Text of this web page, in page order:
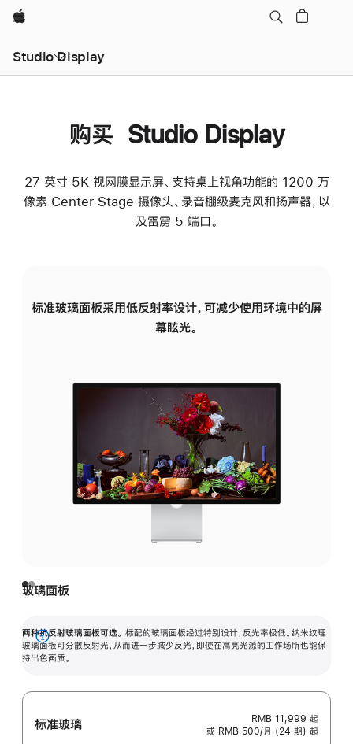
Apple
Studio Display
购买 Studio Display
27 英寸 5K 视网膜显示屏、支持桌上视角功能的 1200 万
像素 Center Stage 摄像头、录音棚级麦克风和扬声器，以
及雷雳 5 端口。
标准玻璃面板采用低反射率设计，可减少使用环境中的屏
幕眩光。
玻璃面板
两种抗反射玻璃面板可选。 标配的玻璃面板经过特别设计，反光率极低。纳米纹理
玻璃面板可分散反射光，从而进一步减少反光，即使在高亮光源的工作场所也能保
持出色画质。
展
开
标准玻璃 RMB 11,999 起
或 RMB 500/月 (24 期) 起